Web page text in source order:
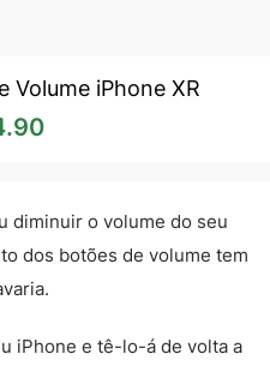
Volume iPhone XR
diminuir o volume do seu
dos botões de volume tem
iPhone e tê-lo-á de volta a